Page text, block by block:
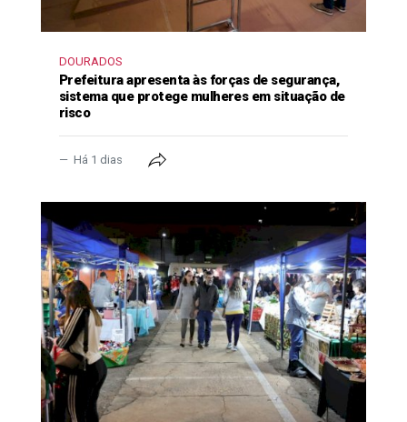
DOURADOS
Prefeitura apresenta às forças de segurança,
sistema que protege mulheres em situação de
risco
Há 1 dias